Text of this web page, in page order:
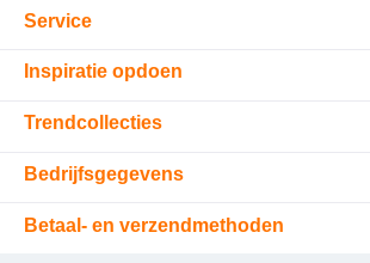
Service
Inspiratie opdoen
Trendcollecties
Bedrijfsgegevens
Betaal- en verzendmethoden